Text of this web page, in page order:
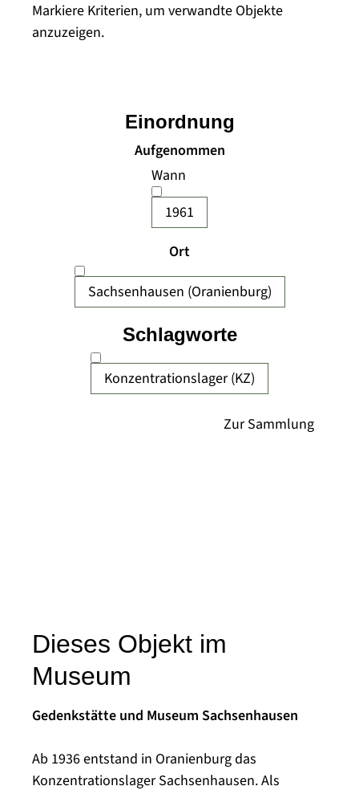
Markiere Kriterien, um verwandte Objekte
anzuzeigen.
Aufgenommen
Wann
1961
Ort
Sachsenhausen (Oranienburg)
Konzentrationslager (KZ)
Einordnung
Schlagworte
Dieses Objekt im
Museum
Gedenkstätte und Museum Sachsenhausen
Ab 1936 entstand in Oranienburg das
Konzentrationslager Sachsenhausen. Als